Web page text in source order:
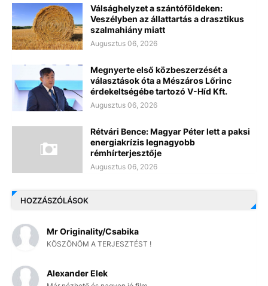
Válsághelyzet a szántóföldeken:
Veszélyben az állattartás a drasztikus
szalmahiány miatt
Augusztus 06, 2026
Megnyerte első közbeszerzését a
választások óta a Mészáros Lőrinc
érdekeltségébe tartozó V-Híd Kft.
Augusztus 06, 2026
Rétvári Bence: Magyar Péter lett a paksi
energiakrízis legnagyobb
rémhírterjesztője
Augusztus 06, 2026
HOZZÁSZÓLÁSOK
Mr Originality/Csabika
KÖSZÖNÖM A TERJESZTÉST !
Alexander Elek